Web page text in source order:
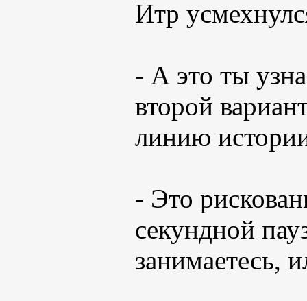
Итр
- А это ты
второй
линию
- Это
секундной
занимаетесь,